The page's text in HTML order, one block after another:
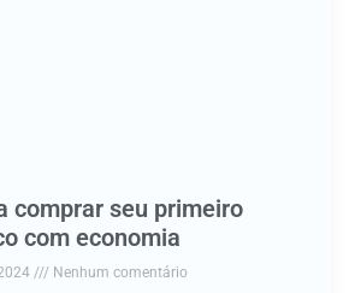
comprar seu primeiro
com economia
Nenhum comentário